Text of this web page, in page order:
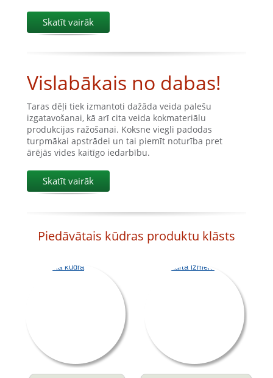
Skatīt vairāk
Vislabākais no dabas!
Taras dēļi tiek izmantoti dažāda veida palešu
izgatavošanai, kā arī cita veida kokmateriālu
produkcijas ražošanai. Koksne viegli padodas
turpmākai apstrādei un tai piemīt noturība pret
ārējās vides kaitīgo iedarbību.
Skatīt vairāk
Piedāvātais kūdras produktu klāsts